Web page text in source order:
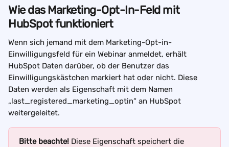
Wie das Marketing-Opt-In-Feld mit
HubSpot funktioniert
Wenn sich jemand mit dem Marketing-Opt-in-
Einwilligungsfeld für ein Webinar anmeldet, erhält
HubSpot Daten darüber, ob der Benutzer das
Einwilligungskästchen markiert hat oder nicht. Diese
Daten werden als Eigenschaft mit dem Namen
„last_registered_marketing_optin“ an HubSpot
weitergeleitet.
Bitte beachte! Diese Eigenschaft speichert die